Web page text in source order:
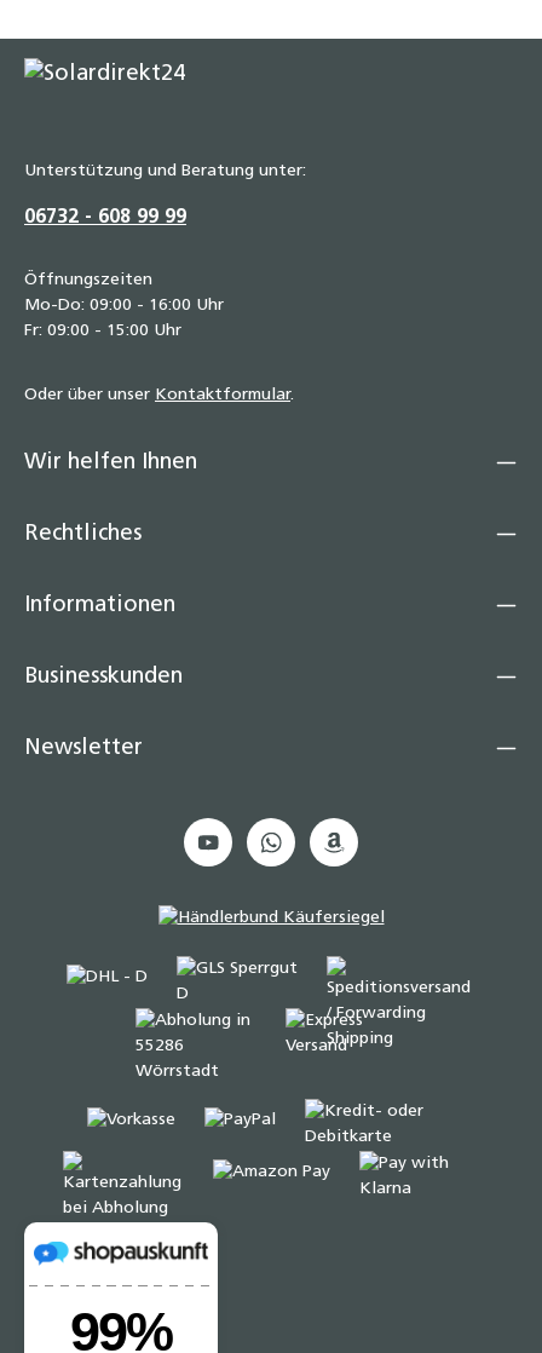
Unterstützung und Beratung unter:
06732 - 608 99 99
Öffnungszeiten
Mo-Do: 09:00 - 16:00 Uhr
Fr: 09:00 - 15:00 Uhr
Oder über unser Kontaktformular.
Wir helfen Ihnen
Rechtliches
Informationen
Businesskunden
Newsletter